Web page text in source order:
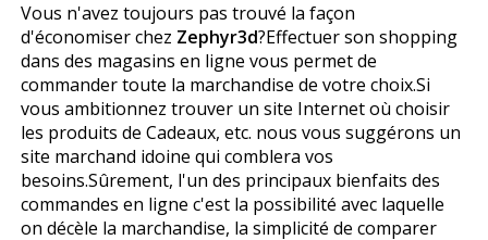
Vous n'avez toujours pas trouvé la façon
d'économiser chez Zephyr3d?Effectuer son shopping
dans des magasins en ligne vous permet de
commander toute la marchandise de votre choix.Si
vous ambitionnez trouver un site Internet où choisir
les produits de Cadeaux, etc. nous vous suggérons un
site marchand idoine qui comblera vos
besoins.Sûrement, l'un des principaux bienfaits des
commandes en ligne c'est la possibilité avec laquelle
on décèle la marchandise, la simplicité de comparer